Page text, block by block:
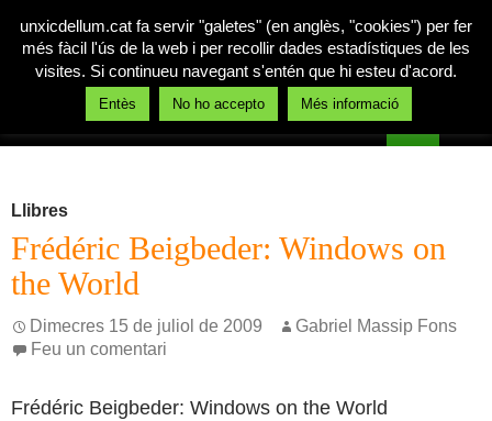
Un xic de llum
Llibres
Frédéric Beigbeder: Windows on
the World
Dimecres 15 de juliol de 2009
Gabriel Massip Fons
Feu un comentari
Frédéric Beigbeder: Windows on the World
unxicdellum.cat fa servir "galetes" (en anglès, "cookies") per fer
més fàcil l'ús de la web i per recollir dades estadístiques de les
visites. Si continueu navegant s'entén que hi esteu d'acord.
Entès No ho accepto Més informació